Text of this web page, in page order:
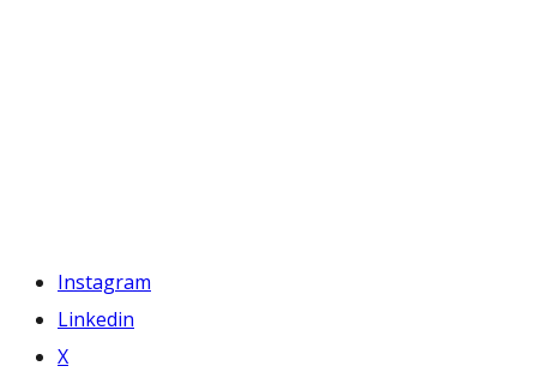
Instagram
Linkedin
X